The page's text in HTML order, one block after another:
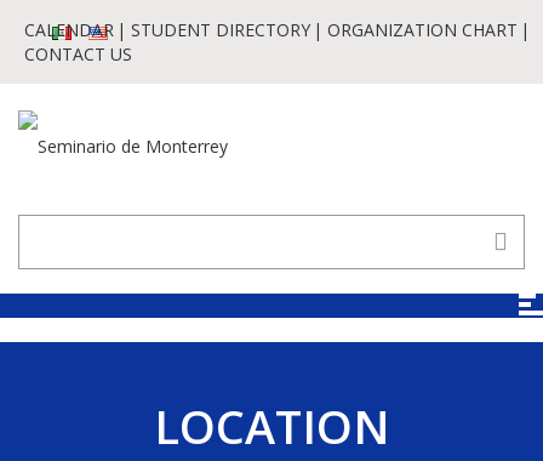
CALENDAR STUDENT DIRECTORY
ORGANIZATION CHART
CONTACT US
LOCATION